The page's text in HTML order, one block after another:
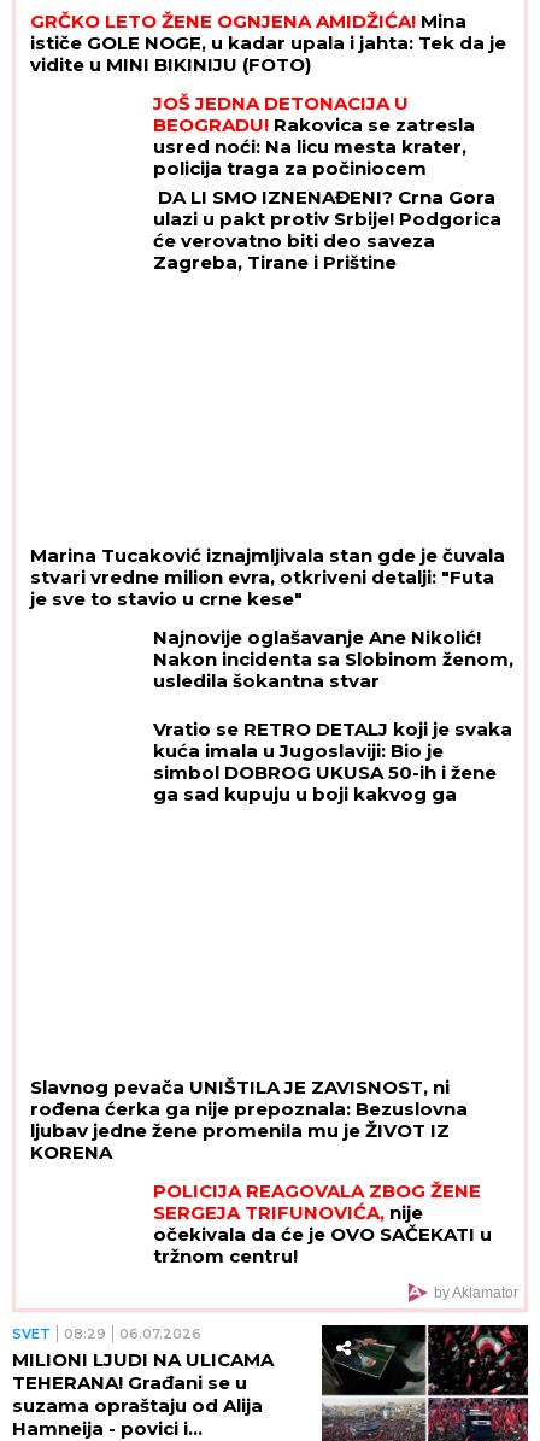
GRČKO LETO ŽENE OGNJENA AMIDŽIĆA! Mina
ističe GOLE NOGE, u kadar upala i jahta: Tek da je
vidite u MINI BIKINIJU (FOTO)
JOŠ JEDNA DETONACIJA U
BEOGRADU! Rakovica se zatresla
usred noći: Na licu mesta krater,
policija traga za počiniocem
DA LI SMO IZNENAĐENI? Crna Gora
ulazi u pakt protiv Srbije! Podgorica
će verovatno biti deo saveza
Zagreba, Tirane i Prištine
Marina Tucaković iznajmljivala stan gde je čuvala
stvari vredne milion evra, otkriveni detalji: "Futa
je sve to stavio u crne kese"
Najnovije oglašavanje Ane Nikolić!
Nakon incidenta sa Slobinom ženom,
usledila šokantna stvar
Vratio se RETRO DETALJ koji je svaka
kuća imala u Jugoslaviji: Bio je
simbol DOBROG UKUSA 50-ih i žene
ga sad kupuju u boji kakvog ga
Slavnog pevača UNIŠTILA JE ZAVISNOST, ni
rođena ćerka ga nije prepoznala: Bezuslovna
ljubav jedne žene promenila mu je ŽIVOT IZ
KORENA
POLICIJA REAGOVALA ZBOG ŽENE
SERGEJA TRIFUNOVIĆA, nije
očekivala da će je OVO SAČEKATI u
tržnom centru!
by Aklamator
SVET 08:29 06.07.2026
MILIONI LJUDI NA ULICAMA
TEHERANA! Građani se u
suzama opraštaju od Alija
Hamneija - povici i